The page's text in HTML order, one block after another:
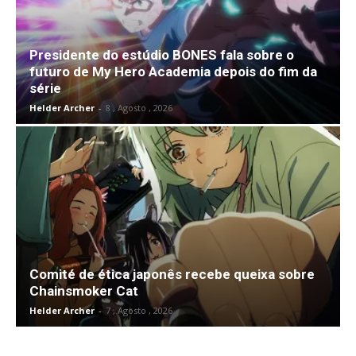
Presidente do estúdio BONES fala sobre o
futuro de My Hero Academia depois do fim da
série
Helder Archer - 8 , Agosto , 2026
Comité de ética japonês recebe queixa sobre
Chainsmoker Cat
Helder Archer - 7 , Agosto , 2026